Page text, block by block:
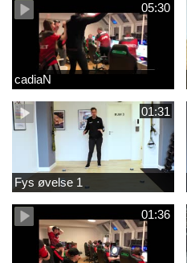
05:30
cadiaN
01:31
Fys øvelse 1
01:36